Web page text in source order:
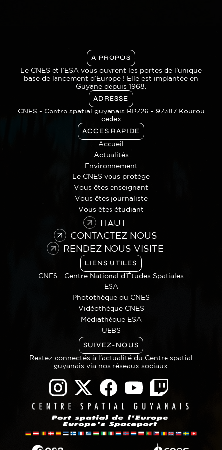
A PROPOS
Le CNES et l’ESA vous ouvrent les portes de l’unique
base de lancement d’Europe ! Elle est implantée en
Guyane depuis 1968.
ADRESSE
CNES - Centre spatial guyanais BP726 - 97387 Kourou
cedex
ACCES RAPIDE
Accueil
Actualités
Environnement
Le CNES vous protège
Vous êtes enseignant
Vous êtes journaliste
Vous êtes étudiant
HAUT
CONTACTEZ NOUS
RENDEZ NOUS VISITE
LIENS UTILES
CNES - Centre National d'Études Spatiales
ESA
Photothèque du CNES
Vidéothèque CNES
Médiathèque ESA
UEBS
SUIVEZ-NOUS
Restez connectés à l’actualité du Centre spatial
guyanais via nos réseaux sociaux.